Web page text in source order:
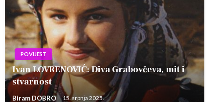
POVIJEST
Ivan LOVRENOVIĆ: Diva Grabovčeva, mit i
stvarnost
Biram DOBRO 15. srpnja 2025.